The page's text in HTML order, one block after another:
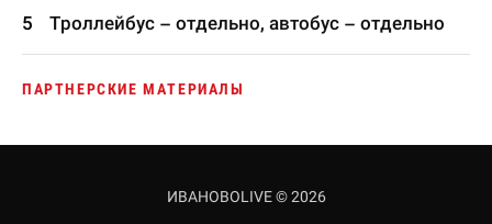
Троллейбус – отдельно, автобус – отдельно
ПАРТНЕРСКИЕ МАТЕРИАЛЫ
ИВАНОВОLIVE © 2026